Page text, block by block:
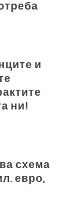
и
ни!
схема
евро,